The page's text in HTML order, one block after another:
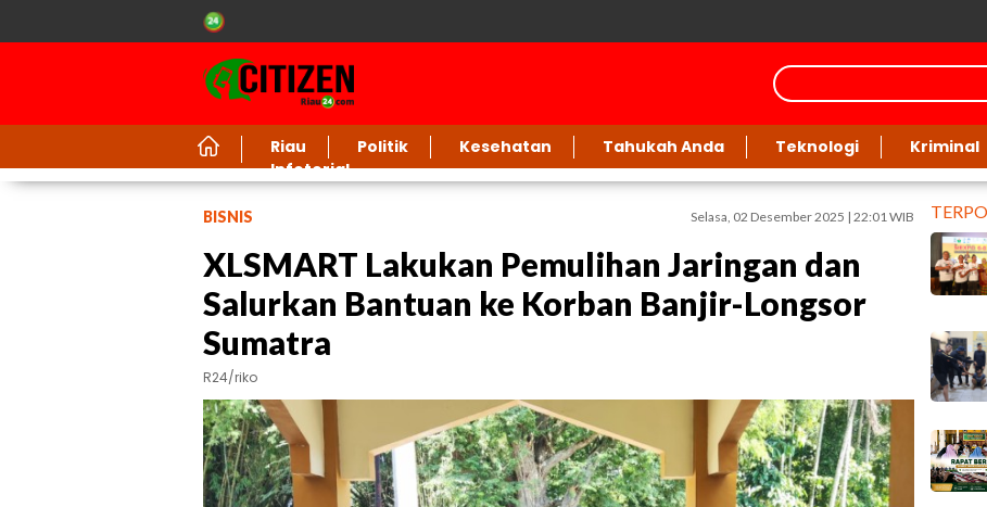
Riau Politik Kesehatan Tahukah Anda Teknologi Kriminal
Infotorial
BISNIS Selasa, 02 Desember 2025 | 22:01 WIB
XLSMART Lakukan Pemulihan Jaringan dan
Salurkan Bantuan ke Korban Banjir-Longsor
Sumatra
R24/riko